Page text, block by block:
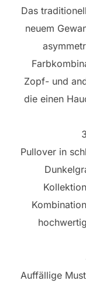
Das
neuem
Zopf- und
die einen
Pullover in
Auffällige